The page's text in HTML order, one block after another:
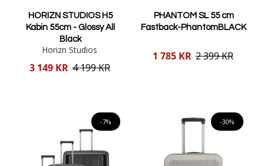
HORIZN STUDIOS H5
Kabin 55cm - Glossy All
Black
Horizn Studios
Reducerat
3 149 KR 4 199 KR
PHANTOM SL 55 cm
Fastback-PhantomBLACK
Reducerat
1 785 KR 2 399 KR
-7% -30%